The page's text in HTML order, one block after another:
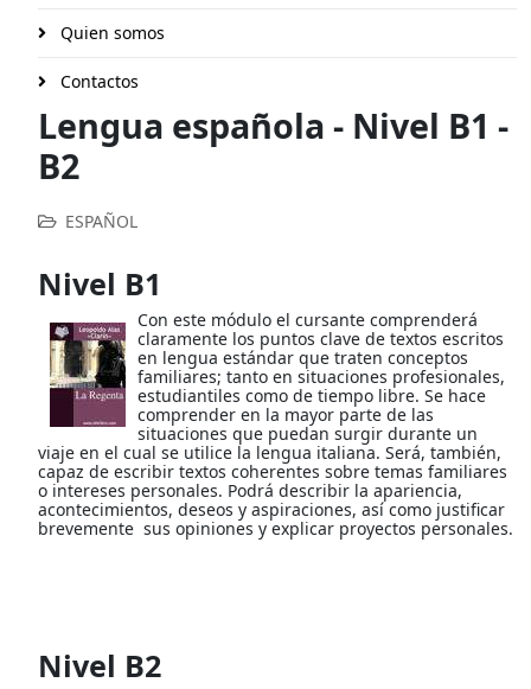
Quien somos
Contactos
Lengua española - Nivel B1 -
B2
ESPAÑOL
Nivel B1
Con este módulo el cursante comprenderá
claramente los puntos clave de textos escritos
en lengua estándar que traten conceptos
familiares; tanto en situaciones profesionales,
estudiantiles como de tiempo libre. Se hace
comprender en la mayor parte de las
situaciones que puedan surgir durante un
viaje en el cual se utilice la lengua italiana. Será, también,
capaz de escribir textos coherentes sobre temas familiares
o intereses personales. Podrá describir la apariencia,
acontecimientos, deseos y aspiraciones, así como justificar
brevemente sus opiniones y explicar proyectos personales.
Nivel B2